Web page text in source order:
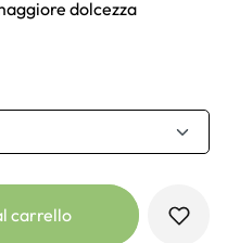
dolcezza
carrello